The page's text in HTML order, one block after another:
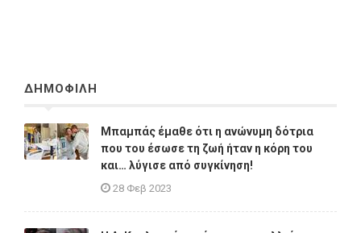
ΔΗΜΟΦΙΛΗ
Μπαμπάς έμαθε ότι η ανώνυμη δότρια
που του έσωσε τη ζωή ήταν η κόρη του
και… λύγισε από συγκίνηση!
28 Φεβ 2023